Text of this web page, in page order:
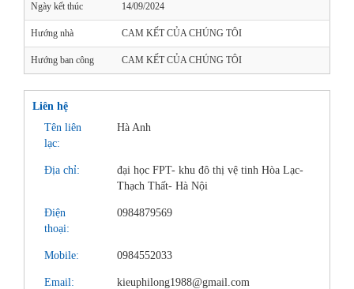
Ngày kết thúc 14/09/2024
Hướng nhà CAM KẾT CỦA CHÚNG TÔI
Hướng ban công CAM KẾT CỦA CHÚNG TÔI
Liên hệ
Tên liên
lạc:
Hà Anh
Địa chỉ:
đại học FPT- khu đô thị vệ tinh Hòa Lạc-
Thạch Thất- Hà Nội
Điện
thoại:
0984879569
Mobile: 0984552033
Email: kieuphilong1988@gmail.com